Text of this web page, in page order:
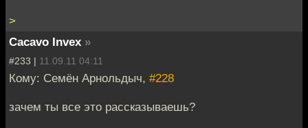
>
Cacavo Invex »
#233 | 11.09.11 04:11
Кому: Семён Арнольдыч, #228
зачем ты все это рассказываешь?